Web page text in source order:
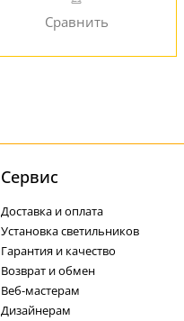
Cервис
Доставка и оплата
Установка светильников
Гарантия и качество
Возврат и обмен
Веб-мастерам
Дизайнерам